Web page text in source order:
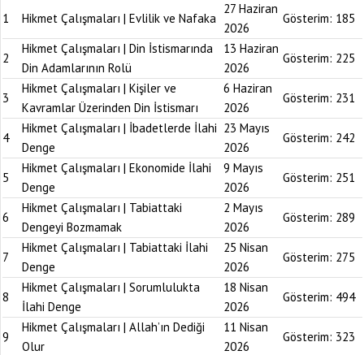
1 Hikmet Çalışmaları | Evlilik ve Nafaka
27 Haziran
2026
Gösterim: 185
2
Hikmet Çalışmaları | Din İstismarında
Din Adamlarının Rolü
13 Haziran
2026
Gösterim: 225
3
Hikmet Çalışmaları | Kişiler ve
Kavramlar Üzerinden Din İstismarı
6 Haziran
2026
Gösterim: 231
4
Hikmet Çalışmaları | İbadetlerde İlahi
Denge
23 Mayıs
2026
Gösterim: 242
5
Hikmet Çalışmaları | Ekonomide İlahi
Denge
9 Mayıs
2026
Gösterim: 251
6
Hikmet Çalışmaları | Tabiattaki
Dengeyi Bozmamak
2 Mayıs
2026
Gösterim: 289
7
Hikmet Çalışmaları | Tabiattaki İlahi
Denge
25 Nisan
2026
Gösterim: 275
8
Hikmet Çalışmaları | Sorumlulukta
İlahi Denge
18 Nisan
2026
Gösterim: 494
9
Hikmet Çalışmaları | Allah’ın Dediği
Olur
11 Nisan
2026
Gösterim: 323